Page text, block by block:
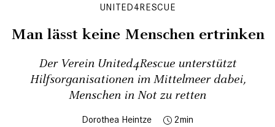
UNITED4RESCUE
Man lässt keine Menschen ertrinken
Der Verein United4Rescue unterstützt
Hilfsorganisationen im Mittelmeer dabei,
Menschen in Not zu retten
Dorothea Heintze 2